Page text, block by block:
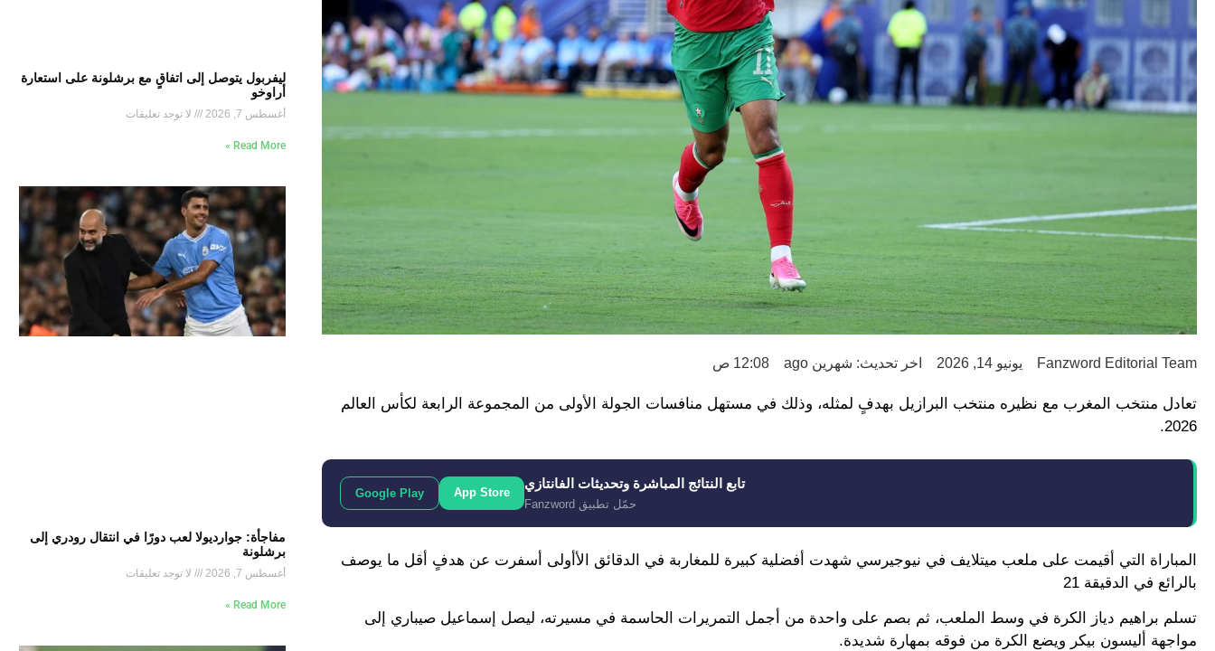
Fanzword Editorial Team يونيو 14, 2026 اخر تحديث: شهرين ago 12:08 ص
تعادل منتخب المغرب مع نظيره منتخب البرازيل بهدفٍ لمثله، وذلك في مستهل منافسات الجولة الأولى من المجموعة الرابعة لكأس العالم
2026.
تابع النتائج المباشرة وتحديثات الفانتازي
حمّل تطبيق Fanzword
App Store
Google Play
المباراة التي أقيمت على ملعب ميتلايف في نيوجيرسي شهدت أفضلية كبيرة للمغاربة في الدقائق الأأولى أسفرت عن هدفٍ أقل ما يوصف
بالرائع في الدقيقة 21
تسلم براهيم دياز الكرة في وسط الملعب، ثم بصم على واحدة من أجمل التمريرات الحاسمة في مسيرته، ليصل إسماعيل صيباري إلى
مواجهة أليسون بيكر ويضع الكرة من فوقه بمهارة شديدة.
ليفربول يتوصل إلى اتفاقٍ مع برشلونة على استعارة
أراوخو
أغسطس 7, 2026 لا توجد تعليقات
Read More »
مفاجأة: جوارديولا لعب دورًا في انتقال رودري إلى
برشلونة
أغسطس 7, 2026 لا توجد تعليقات
Read More »